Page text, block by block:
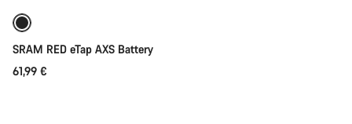
SRAM RED eTap AXS Battery
61,99 €